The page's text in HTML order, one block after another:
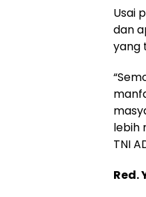
Usai
dan
yang
lebih
TNI
Red.